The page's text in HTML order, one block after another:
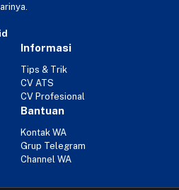
Informasi
Tips & Trik
CV ATS
CV Profesional
Bantuan
Kontak WA
Grup Telegram
Channel WA